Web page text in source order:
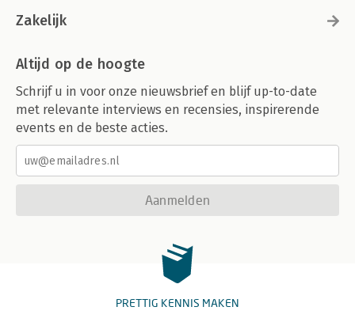
Zakelijk
Altijd op de hoogte
Schrijf u in voor onze nieuwsbrief en blijf up-to-date
met relevante interviews en recensies, inspirerende
events en de beste acties.
Aanmelden
PRETTIG KENNIS MAKEN